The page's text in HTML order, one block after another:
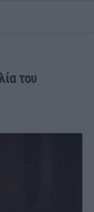
του